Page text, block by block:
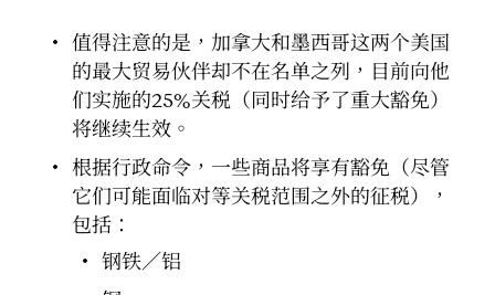
值得注意的是，加拿大和墨西哥这两个美国
的最大贸易伙伴却不在名单之列，目前向他
们实施的25%关税（同时给予了重大豁免）
将继续生效。
根据行政命令，一些商品将享有豁免（尽管
它们可能面临对等关税范围之外的征税），
包括：
钢铁／铝